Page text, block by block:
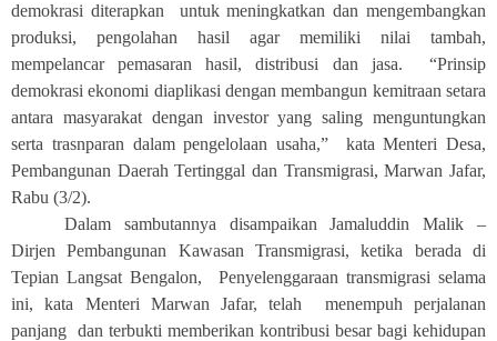
demokrasi diterapkan untuk meningkatkan dan mengembangkan
produksi, pengolahan hasil agar memiliki nilai tambah,
mempelancar pemasaran hasil, distribusi dan jasa. “Prinsip
demokrasi ekonomi diaplikasi dengan membangun kemitraan setara
antara masyarakat dengan investor yang saling menguntungkan
serta trasnparan dalam pengelolaan usaha,” kata Menteri Desa,
Pembangunan Daerah Tertinggal dan Transmigrasi, Marwan Jafar,
Rabu (3/2).
Dalam sambutannya disampaikan Jamaluddin Malik –
Dirjen Pembangunan Kawasan Transmigrasi, ketika berada di
Tepian Langsat Bengalon, Penyelenggaraan transmigrasi selama
ini, kata Menteri Marwan Jafar, telah menempuh perjalanan
panjang dan terbukti memberikan kontribusi besar bagi kehidupan